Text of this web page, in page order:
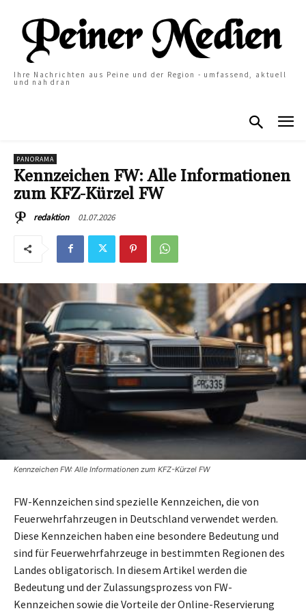
Ihre Nachrichten aus Peine und der Region - umfassend, aktuell
und nah dran
PANORAMA
Kennzeichen FW: Alle Informationen
zum KFZ-Kürzel FW
redaktion 01.07.2026
Kennzeichen FW: Alle Informationen zum KFZ-Kürzel FW
FW-Kennzeichen sind spezielle Kennzeichen, die von
Feuerwehrfahrzeugen in Deutschland verwendet werden.
Diese Kennzeichen haben eine besondere Bedeutung und
sind für Feuerwehrfahrzeuge in bestimmten Regionen des
Landes obligatorisch. In diesem Artikel werden die
Bedeutung und der Zulassungsprozess von FW-
Kennzeichen sowie die Vorteile der Online-Reservierung